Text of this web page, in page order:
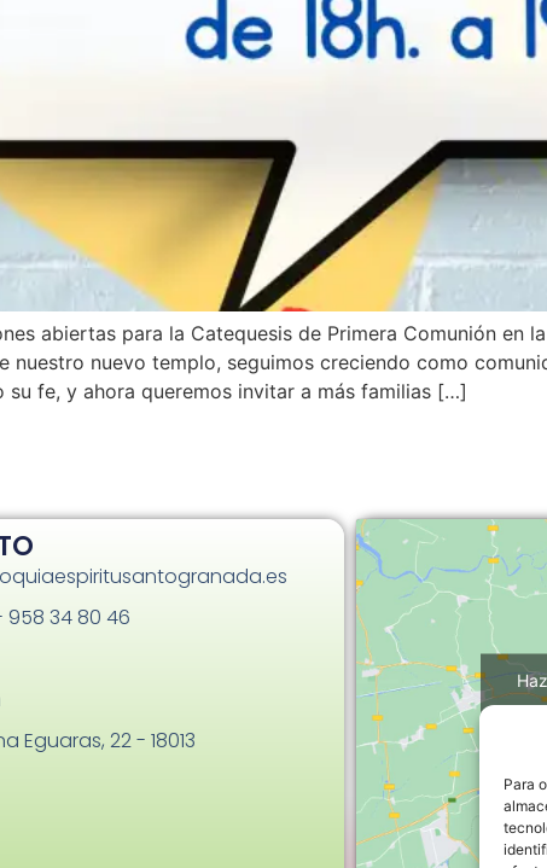
Para
abiertas para la Catequesis de Primera Comunión en
nuestro nuevo templo, seguimos creciendo como
fe, y ahora queremos invitar a más familias […]
34 80 46
Eguaras, 22 - 18013